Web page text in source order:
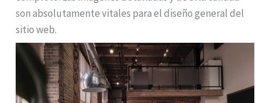
son absolutamente vitales para el diseño general del
sitio web.